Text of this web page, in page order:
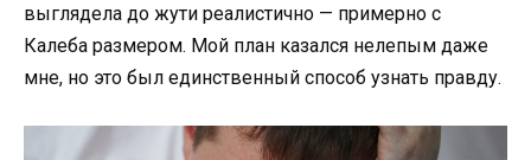
выглядела до жути реалистично — примерно с
Калеба размером. Мой план казался нелепым даже
мне, но это был единственный способ узнать правду.